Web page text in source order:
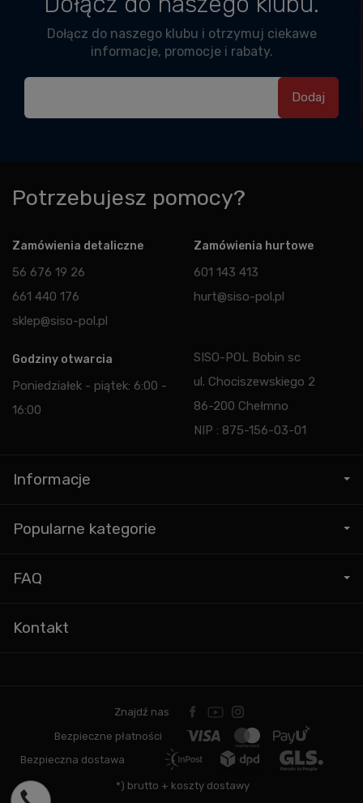
Dołącz do naszego klubu i otrzymuj ciekawe
informacje, promocje i rabaty.
Potrzebujesz pomocy?
Zamówienia detaliczne
56 676 19 26
661 440 176
sklep@siso-pol.pl
Zamówienia hurtowe
601 143 413
hurt@siso-pol.pl
Godziny otwarcia
Poniedziałek - piątek: 6:00 -
16:00
SISO-POL Bobin sc
ul. Chociszewskiego 2
86-200 Chełmno
NIP : 875-156-03-01
Informacje
Popularne kategorie
FAQ
Kontakt
Znajdź nas
Bezpieczne płatności
Bezpieczna dostawa
*) brutto + koszty dostawy